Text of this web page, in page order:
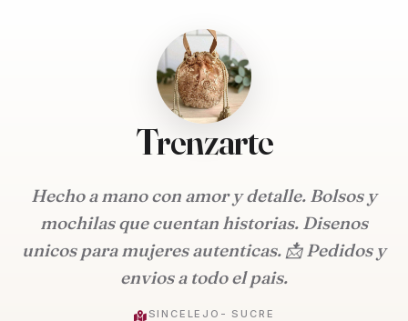
Trenzarte
Hecho a mano con amor y detalle. Bolsos y
mochilas que cuentan historias. Disenos
unicos para mujeres autenticas. 📩 Pedidos y
envios a todo el pais.
SINCELEJO- SUCRE